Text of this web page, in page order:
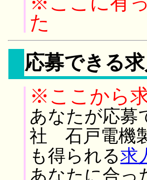
た
応募できる
※ここから
あなたが応募
社 石戸電機
も得られる求
あなたに合っ